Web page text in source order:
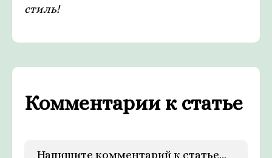
стиль!
Комментарии к статье